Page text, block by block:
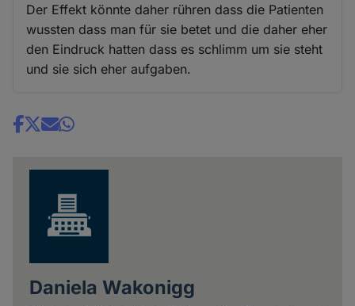
Der Effekt könnte daher rühren dass die Patienten
wussten dass man für sie betet und die daher eher
den Eindruck hatten dass es schlimm um sie steht
und sie sich eher aufgaben.
Share
Daniela Wakonigg